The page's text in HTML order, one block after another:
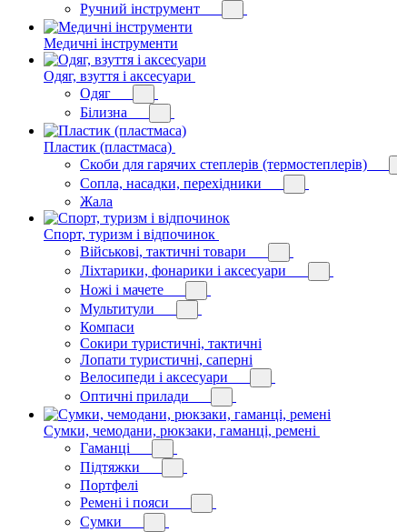
Ручний інструмент
Медичні інструменти
Одяг, взуття і аксесуари
Одяг
Білизна
Пластик (пластмаса)
Скоби для гарячих степлерів (термостеплерів)
Сопла, насадки, перехідники
Жала
Спорт, туризм і відпочинок
Військові, тактичні товари
Ліхтарики, фонарики і аксесуари
Ножі і мачете
Мультитули
Компаси
Сокири туристичні, тактичні
Лопати туристичні, саперні
Велосипеди і аксесуари
Оптичні прилади
Сумки, чемодани, рюкзаки, гаманці, ремені
Гаманці
Підтяжки
Портфелі
Ремені і пояси
Сумки